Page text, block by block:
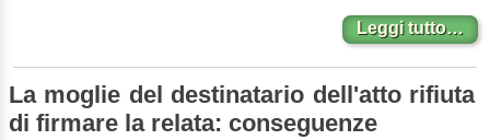
Leggi tutto…
La moglie del destinatario dell'atto rifiuta
di firmare la relata: conseguenze